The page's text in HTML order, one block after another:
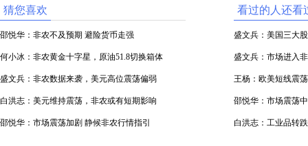
猜您喜欢
邵悦华：非农不及预期 避险货币走强
何小冰：非农黄金十字星，原油51.8切换箱体
盛文兵：非农数据来袭，美元高位震荡偏弱
白洪志：美元维持震荡，非农或有短期影响
邵悦华：市场震荡加剧 静候非农行情指引
看过的人还看
盛文兵：美国三大
盛文兵：市场进入
王杨：欧美短线震
邵悦华：市场震荡
白洪志：工业品转